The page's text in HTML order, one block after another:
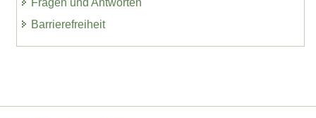
Fragen und Antworten
Barrierefreiheit